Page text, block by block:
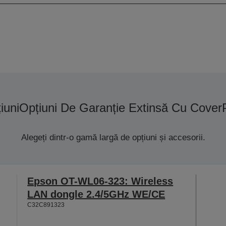
Opțiuni De Garanție Extinsă Cu
Alegeți dintr-o gamă largă de opțiuni și accesorii.
Epson OT-WL06-323: Wireless
LAN dongle 2.4/5GHz WE/CE
C32C891323